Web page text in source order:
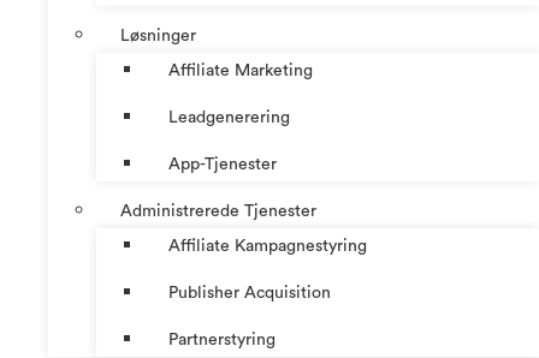
Løsninger
Affiliate Marketing
Leadgenerering
App-Tjenester
Administrerede Tjenester
Affiliate Kampagnestyring
Publisher Acquisition
Partnerstyring